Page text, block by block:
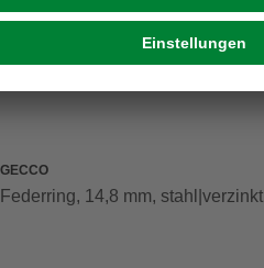
GECCO
Federring, 14,8 mm, stahl|verzinkt